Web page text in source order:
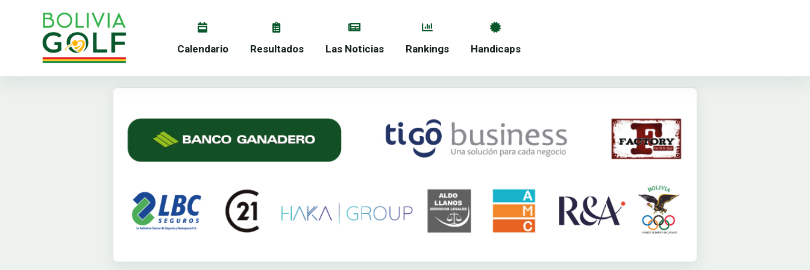
Calendario Resultados Las Noticias Rankings Handicaps